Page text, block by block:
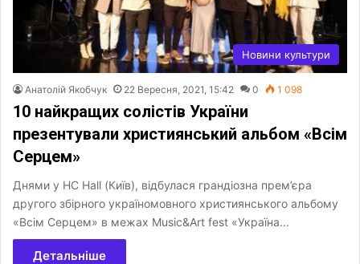
Новини культури
Анатолій Якобчук 22 Вересня, 2021, 15:42 0 1 098
10 найкращих солістів України
презентували християнський альбом «Всім
Серцем»
Днями у HC Hall (Київ), відбулася грандіозна прем’єра
другого збірного україномовного християнського альбому
«Всім Серцем» в межах Music&Art fest «Україна…
Детальніше